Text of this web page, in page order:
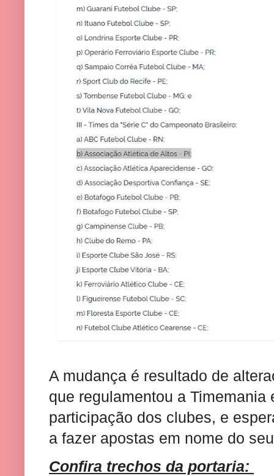
A mudança é resultado de
que regulamentou a
participação dos clubes, e
a fazer apostas em nome do
Confira trechos da portaria: